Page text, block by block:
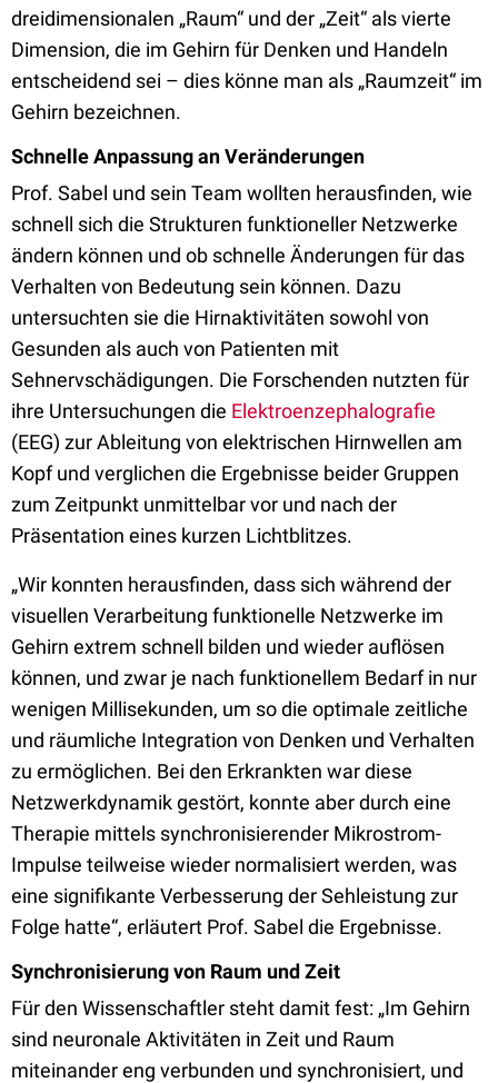
dreidimensionalen „Raum“ und der „Zeit“ als vierte
Dimension, die im Gehirn für Denken und Handeln
entscheidend sei – dies könne man als „Raumzeit“ im
Gehirn bezeichnen.
Schnelle Anpassung an Veränderungen
Prof. Sabel und sein Team wollten herausfinden, wie
schnell sich die Strukturen funktioneller Netzwerke
ändern können und ob schnelle Änderungen für das
Verhalten von Bedeutung sein können. Dazu
untersuchten sie die Hirnaktivitäten sowohl von
Gesunden als auch von Patienten mit
Sehnervschädigungen. Die Forschenden nutzten für
ihre Untersuchungen die Elektroenzephalografie
(EEG) zur Ableitung von elektrischen Hirnwellen am
Kopf und verglichen die Ergebnisse beider Gruppen
zum Zeitpunkt unmittelbar vor und nach der
Präsentation eines kurzen Lichtblitzes.
„Wir konnten herausfinden, dass sich während der
visuellen Verarbeitung funktionelle Netzwerke im
Gehirn extrem schnell bilden und wieder auflösen
können, und zwar je nach funktionellem Bedarf in nur
wenigen Millisekunden, um so die optimale zeitliche
und räumliche Integration von Denken und Verhalten
zu ermöglichen. Bei den Erkrankten war diese
Netzwerkdynamik gestört, konnte aber durch eine
Therapie mittels synchronisierender Mikrostrom-
Impulse teilweise wieder normalisiert werden, was
eine signifikante Verbesserung der Sehleistung zur
Folge hatte“, erläutert Prof. Sabel die Ergebnisse.
Synchronisierung von Raum und Zeit
Für den Wissenschaftler steht damit fest: „Im Gehirn
sind neuronale Aktivitäten in Zeit und Raum
miteinander eng verbunden und synchronisiert, und